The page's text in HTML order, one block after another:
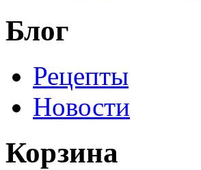
Блог
Рецепты
Новости
Корзина